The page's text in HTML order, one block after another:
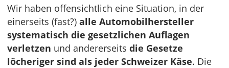
Wir haben offensichtlich eine Situation, in der
einerseits (fast?) alle Automobilhersteller
systematisch die gesetzlichen Auflagen
verletzen und andererseits die Gesetze
löcheriger sind als jeder Schweizer Käse. Die